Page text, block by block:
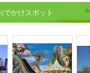
でかけスポット